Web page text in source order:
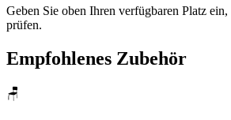
Geben Sie oben Ihren verfügbaren Platz
prüfen.
Empfohlenes Zubehör
🪑